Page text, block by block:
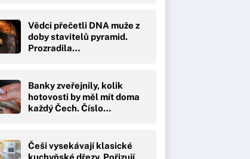
Vědci přečetli DNA muže z
doby stavitelů pyramid.
Prozradila…
Banky zveřejnily, kolik
hotovosti by měl mít doma
každý Čech. Číslo…
Češi vysekávají klasické
kuchyňské dřezy. Pořizují